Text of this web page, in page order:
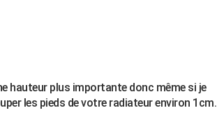
hauteur plus importante donc même si je
les pieds de votre radiateur environ 1cm.